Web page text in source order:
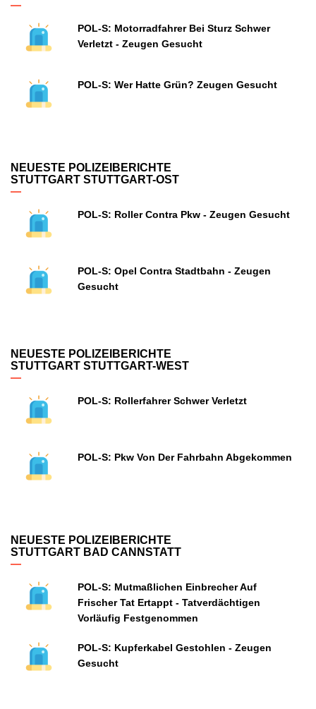
POL-S: Motorradfahrer Bei Sturz Schwer
Verletzt - Zeugen Gesucht
POL-S: Wer Hatte Grün? Zeugen Gesucht
NEUESTE POLIZEIBERICHTE
STUTTGART STUTTGART-OST
POL-S: Roller Contra Pkw - Zeugen Gesucht
POL-S: Opel Contra Stadtbahn - Zeugen
Gesucht
NEUESTE POLIZEIBERICHTE
STUTTGART STUTTGART-WEST
POL-S: Rollerfahrer Schwer Verletzt
POL-S: Pkw Von Der Fahrbahn Abgekommen
NEUESTE POLIZEIBERICHTE
STUTTGART BAD CANNSTATT
POL-S: Mutmaßlichen Einbrecher Auf
Frischer Tat Ertappt - Tatverdächtigen
Vorläufig Festgenommen
POL-S: Kupferkabel Gestohlen - Zeugen
Gesucht